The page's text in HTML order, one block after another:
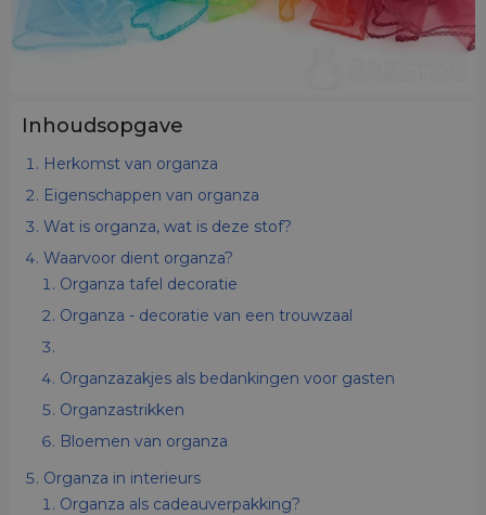
Inhoudsopgave
Herkomst van organza
Eigenschappen van organza
Wat is organza, wat is deze stof?
Waarvoor dient organza?
Organza tafel decoratie
Organza - decoratie van een trouwzaal
Organzazakjes als bedankingen voor gasten
Organzastrikken
Bloemen van organza
Organza in interieurs
Organza als cadeauverpakking?